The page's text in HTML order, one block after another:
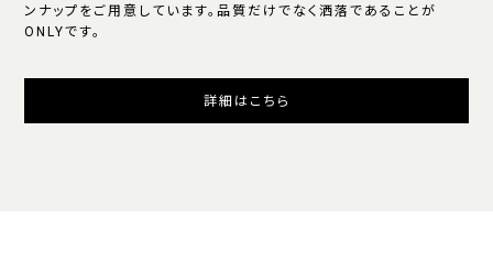
ンナップをご用意しています。品質だけでなく洒落であることが
ONLYです。
詳細はこちら